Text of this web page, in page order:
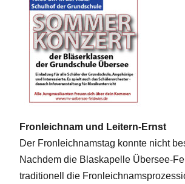
Fronleichnam und Leitern-Ernst
Der Fronleichnamstag konnte nicht
Nachdem die Blaskapelle Übersee-
traditionell die